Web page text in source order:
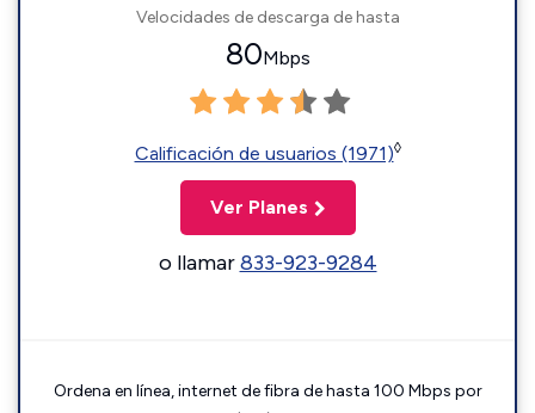
Velocidades de descarga de hasta
80Mbps
Calificación de usuarios (1971)◊
Ver Planes
o llamar833-923-9284
Ordena en línea, internet de fibra de hasta 100 Mbps por